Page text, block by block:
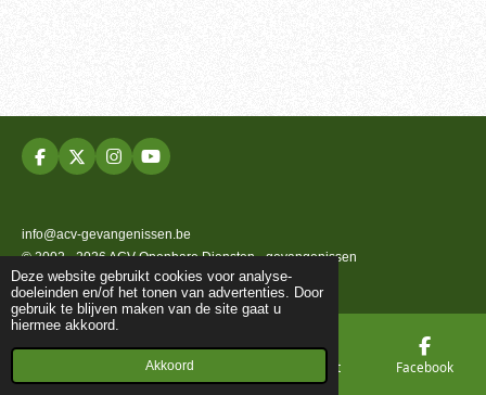
Deze website gebruikt cookies voor analyse-
doeleinden en/of het tonen van advertenties. Door
gebruik te blijven maken van de site gaat u
hiermee akkoord.
Akkoord
F
a
b
o
o
k
X
I
n
a
g
r
a
m
Y
o
u
b
e
info@acv-gevangenissen.be
© 2002 - 2026 ACV Openbare Diensten - gevangenissen
Powered byJouwWeb
Telefoonnummer Kaart Facebook